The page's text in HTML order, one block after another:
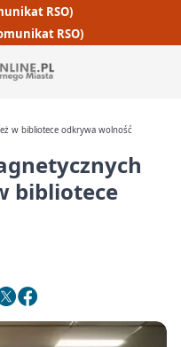
RSO)
RSO)
w bibliotece odkrywa wolność
bibliotece